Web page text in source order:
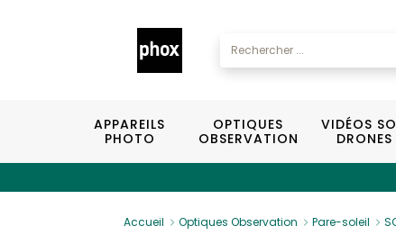
APPAREILS
PHOTO
OPTIQUES
OBSERVATION
VIDÉOS
DRONES
Accueil Optiques Observation Pare-soleil